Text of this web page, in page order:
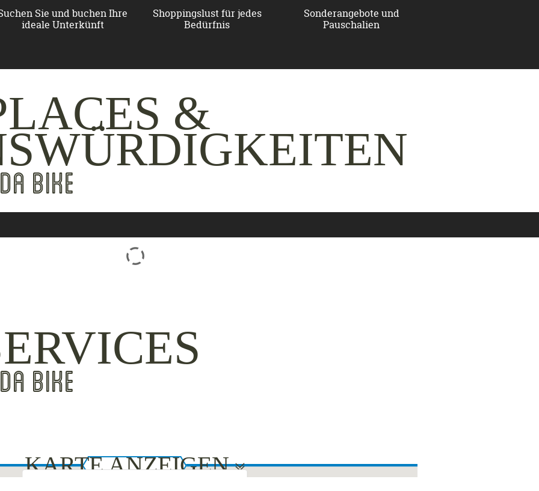
Sie und buchen Ihre
ideale Unterkünft
Shoppingslust für jedes
Bedürfnis
Sonderangebote und
Pauschalien
&
BIKE
BIKE
KARTE ANZEIGEN